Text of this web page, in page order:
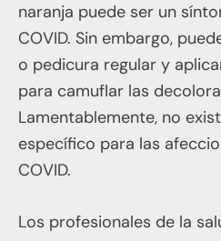
naranja puede ser un
COVID. Sin embargo,
o pedicura regular y
para camuflar las
Lamentablemente, no
específico para las
COVID.
Los profesionales de la